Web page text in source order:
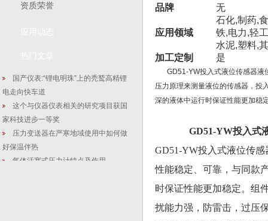
资质荣誉
国产仪表:“锂电明珠”上的秃鹫高精锂
电走向快车道
这个与仪器仪表相关的研究项目获国
家科技进步一等奖
压力变送器在严寒地域使用中如何做
好保温伴热
气体活塞式压力计特点及作用
品牌 无
应用领域
石化,制药,
铁,电力,轻
水泥,塑料,
加工定制
是
GD51-YW投入式液位传感器液
压力原理来测量液位的传感器，投
深的液体中运行时保证性能更加稳
GD51-YW投入式
GD51-YW投入式液位传感
性能稳定、 可靠 ，与同款
时保证性能更加稳定。 组
扰能力强，防雷击 ， 过压